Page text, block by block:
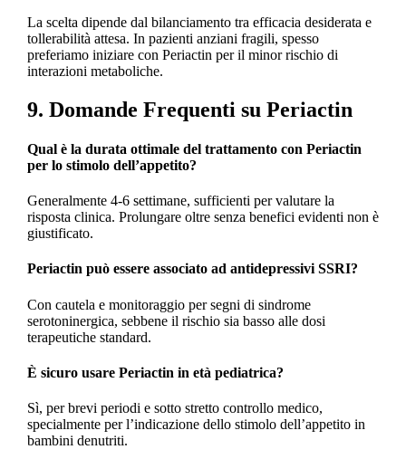
La scelta dipende dal bilanciamento tra efficacia desiderata e
tollerabilità attesa. In pazienti anziani fragili, spesso
preferiamo iniziare con Periactin per il minor rischio di
interazioni metaboliche.
9. Domande Frequenti su Periactin
Qual è la durata ottimale del trattamento con Periactin
per lo stimolo dell’appetito?
Generalmente 4-6 settimane, sufficienti per valutare la
risposta clinica. Prolungare oltre senza benefici evidenti non è
giustificato.
Periactin può essere associato ad antidepressivi SSRI?
Con cautela e monitoraggio per segni di sindrome
serotoninergica, sebbene il rischio sia basso alle dosi
terapeutiche standard.
È sicuro usare Periactin in età pediatrica?
Sì, per brevi periodi e sotto stretto controllo medico,
specialmente per l’indicazione dello stimolo dell’appetito in
bambini denutriti.